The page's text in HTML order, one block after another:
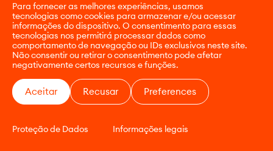
Para fornecer as melhores experiências, usamos
tecnologias como cookies para armazenar e/ou acessar
informações do dispositivo. O consentimento para essas
tecnologias nos permitirá processar dados como
comportamento de navegação ou IDs exclusivos neste site.
Não consentir ou retirar o consentimento pode afetar
negativamente certos recursos e funções.
Aceitar Recusar Preferences
Proteção de Dados Informações legais
VEJA TODOS OS PRODUTOS